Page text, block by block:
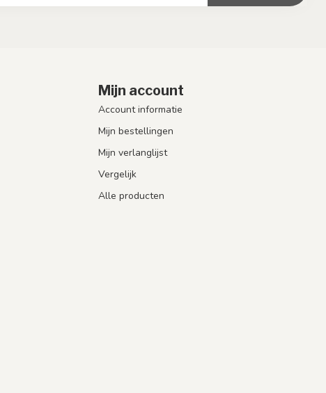
Mijn account
Account informatie
Mijn bestellingen
Mijn verlanglijst
Vergelijk
Alle producten